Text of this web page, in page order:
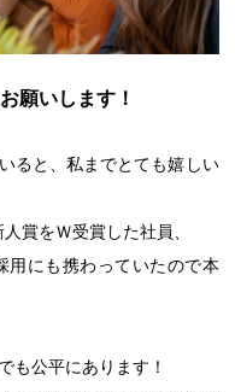
願いします！
ると、私までとても嬉しい
賞をＷ受賞した社員、
用にも携わっていたので本
も公平にあります！